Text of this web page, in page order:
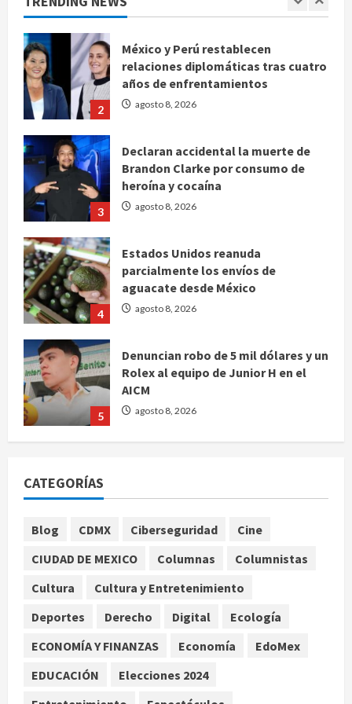
1
2
México y Perú restablecen
relaciones diplomáticas tras cuatro
años de enfrentamientos
agosto 8, 2026
3
Declaran accidental la muerte de
Brandon Clarke por consumo de
heroína y cocaína
agosto 8, 2026
4
Estados Unidos reanuda
parcialmente los envíos de
aguacate desde México
agosto 8, 2026
5
Denuncian robo de 5 mil dólares y un
Rolex al equipo de Junior H en el
AICM
agosto 8, 2026
México y Perú restablecen
años de enfrentamientos
agosto 8, 2026
Brandon Clarke por consumo de
heroína y cocaína
CATEGORÍAS
Blog CDMX Ciberseguridad
Cine
CIUDAD DE MEXICO
Columnas
Columnistas
Cultura
Cultura y Entretenimiento
Deportes
Derecho Digital
Ecología
ECONOMÍA Y FINANZAS
Economía
EdoMex
EDUCACIÓN
Elecciones 2024